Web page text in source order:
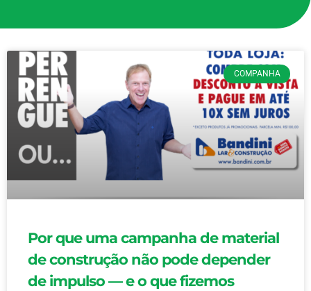
COMPANHA
Por que uma campanha de material
de construção não pode depender
de impulso — e o que fizemos